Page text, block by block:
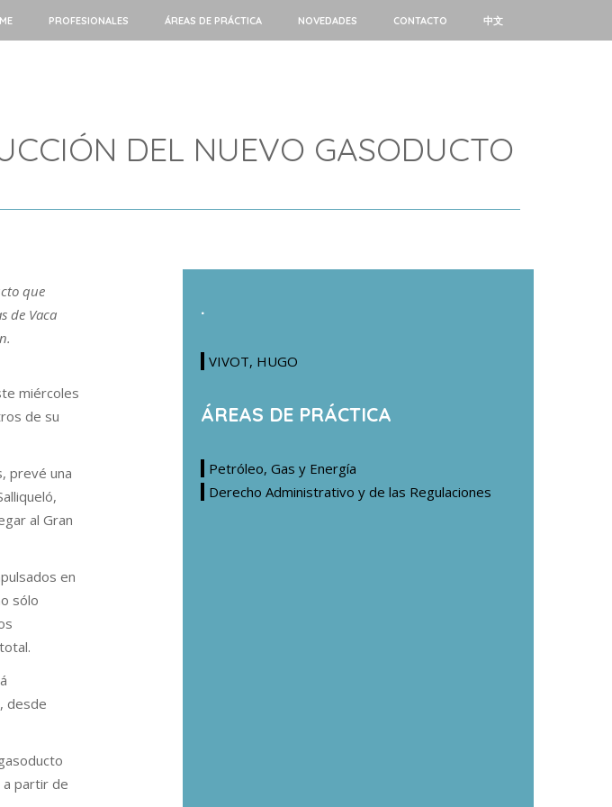
PROFESIONALES ÁREAS DE PRÁCTICA NOVEDADES CONTACTO 中文
DEL NUEVO GASODUCTO
que
de Vaca
miércoles
de su
prevé una
al Gran
en
sólo
desde
a partir de
.
VIVOT, HUGO
ÁREAS DE PRÁCTICA
Petróleo, Gas y Energía
Derecho Administrativo y de las Regulaciones